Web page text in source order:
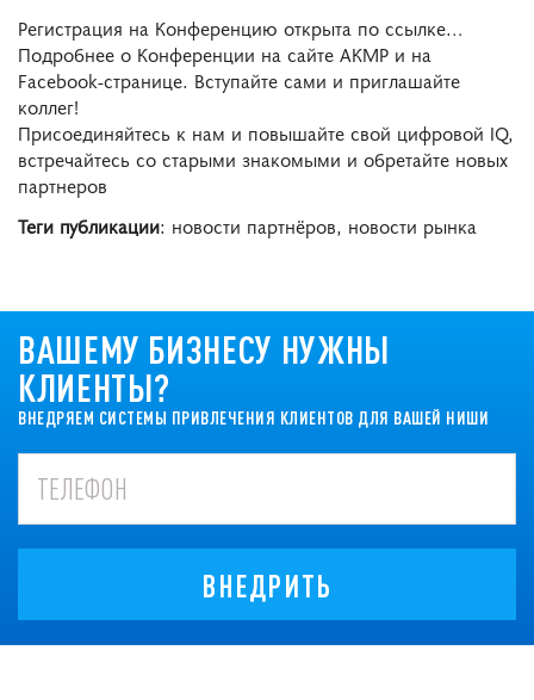
Регистрация на Конференцию открыта по ссылке…
Подробнее о Конференции на сайте АКМР и на
Facebook-странице. Вступайте сами и приглашайте
коллег!
Присоединяйтесь к нам и повышайте свой цифровой IQ,
встречайтесь со старыми знакомыми и обретайте новых
партнеров
Теги публикации: новости партнёров, новости рынка
ВАШЕМУ БИЗНЕСУ НУЖНЫ
КЛИЕНТЫ?
ВНЕДРЯЕМ СИСТЕМЫ ПРИВЛЕЧЕНИЯ КЛИЕНТОВ ДЛЯ ВАШЕЙ НИШИ
ВНЕДРИТЬ